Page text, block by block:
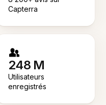
Capterra
248 M
Utilisateurs
enregistrés